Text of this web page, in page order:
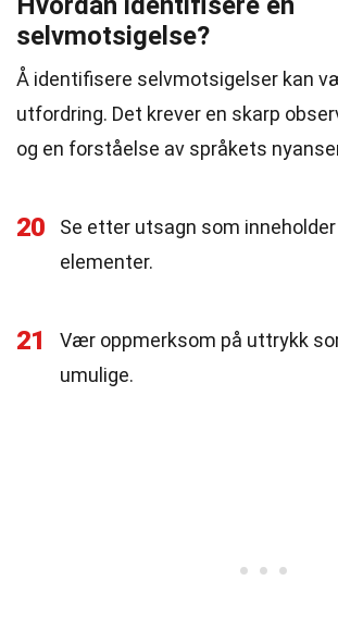
selvmotsigelse?
Å identifisere selvmotsigelser kan
utfordring. Det krever en skarp
og en forståelse av språkets
20
Se etter utsagn som
elementer.
21
Vær oppmerksom på uttrykk
umulige.